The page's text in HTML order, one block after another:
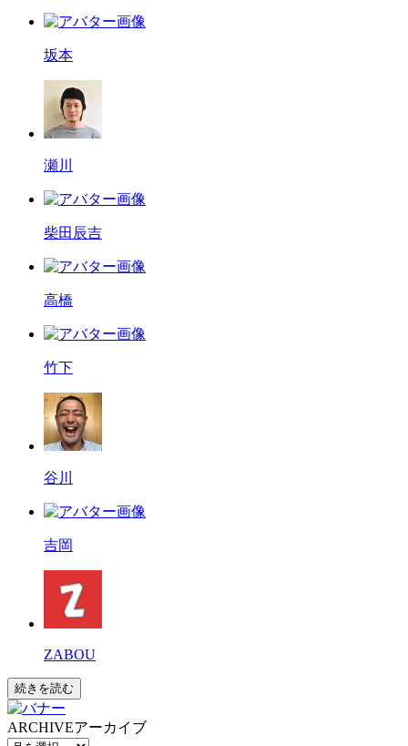
坂本
瀬川
柴田辰吉
高橋
竹下
谷川
吉岡
ZABOU
続きを読む
ARCHIVEアーカイブ